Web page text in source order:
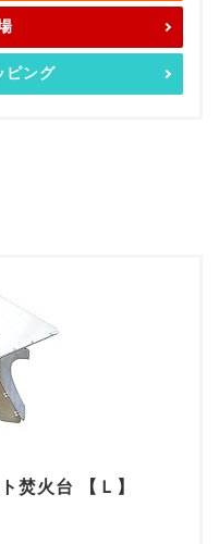
ピング
焚火台 【Ｌ】